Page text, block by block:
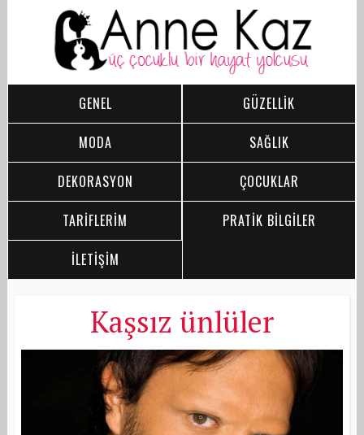
GENEL
GÜZELLİK
MODA
SAĞLIK
DEKORASYON
ÇOCUKLAR
TARİFLERİM
PRATİK BİLGİLER
İLETİŞİM
Kaşsız ünlüler